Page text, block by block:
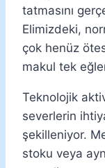
tatmasını
Elimizdeki,
çok henüz
makul tek
Teknolojik
severlerin
şekilleniyor.
stoku veya